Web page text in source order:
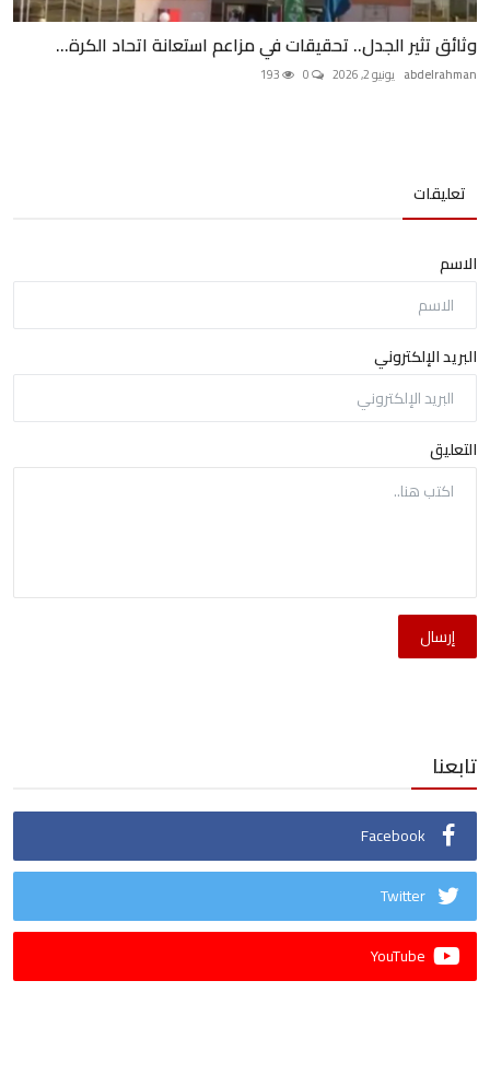
وثائق تثير الجدل.. تحقيقات في مزاعم استعانة اتحاد الكرة...
abdelrahman يونيو 2, 2026
تعليقات
الاسم
البريد الإلكتروني
التعليق
إرسال
تابعنا
Facebook
Twitter
YouTube